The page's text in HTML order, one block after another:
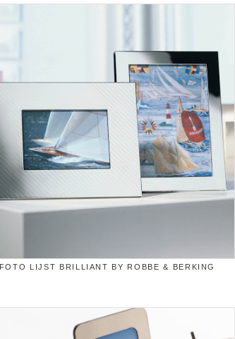
FOTO LIJST BRILLIANT BY ROBBE & BERKING